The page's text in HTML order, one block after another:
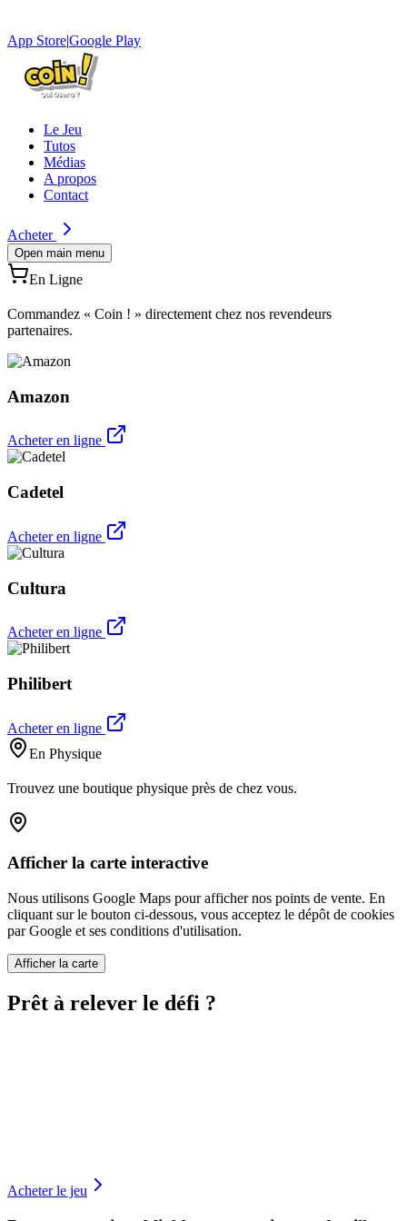
App Store|Google Play
Le Jeu
Tutos
Médias
A propos
Contact
Acheter
Open main menu
En Ligne
Commandez « Coin ! » directement chez nos revendeurs
partenaires.
Amazon
Acheter en ligne
Cadetel
Acheter en ligne
Cultura
Acheter en ligne
Philibert
Acheter en ligne
En Physique
Trouvez une boutique physique près de chez vous.
Afficher la carte interactive
Nous utilisons Google Maps pour afficher nos points de vente. En
cliquant sur le bouton ci-dessous, vous acceptez le dépôt de cookies
par Google et ses conditions d'utilisation.
Afficher la carte
Prêt à relever le défi ?
Acheter le jeu